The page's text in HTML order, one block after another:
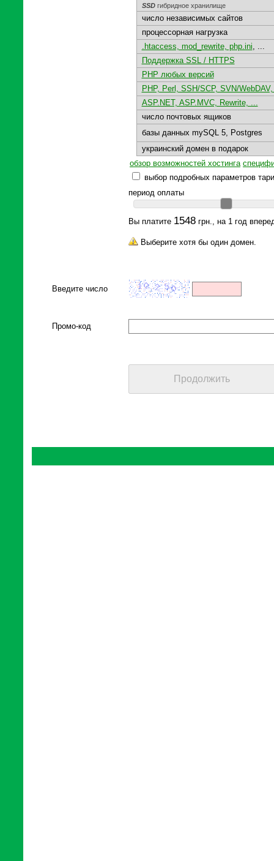
SSDгибридное хранилище
число независимых сайтов
процессорная нагрузка
.htaccess, mod_rewrite, php.ini, ...
Поддержка SSL / HTTPS
PHP любых версий
PHP, Perl, SSH/SCP, SVN/
ASP.NET, ASP.MVC, Rewrite, ...
число почтовых ящиков
базы данных mySQL 5, Postgres
украинский домен в подарок
обзор возможностей хостинга
выбор подробных параметров
период оплаты
Вы платите 1548 грн., на 1 год
Выберите хотя бы один домен.
Введите число
Промо-код